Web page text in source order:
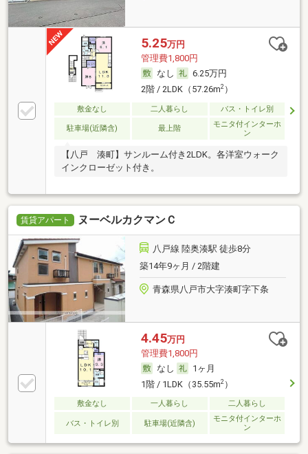
5.25万円
管理費1,800円
なし
6.25万円
2階 / 2LDK（57.26m2）
敷金なし 二人暮らし バス・トイレ別
駐車場(近隣含) 最上階
モニタ付インターホ
ン
【八戸 湊町】サンルーム付き2LDK。各洋室ウォーク
インクローゼット付き。
賃貸アパート ヌーベルカクマンＣ
八戸線 陸奥湊駅 徒歩8分
築14年9ヶ月 / 2階建
青森県八戸市大字湊町字下条
4.45万円
管理費1,800円
なし
1ヶ月
1階 / 1LDK（35.55m2）
敷金なし 一人暮らし 二人暮らし
バス・トイレ別 駐車場(近隣含)
モニタ付インターホ
ン